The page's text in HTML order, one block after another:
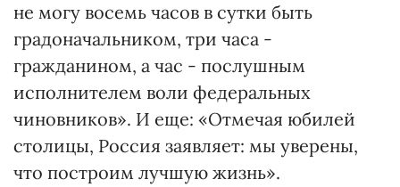
не могу восемь часов в сутки быть
градоначальником, три часа -
гражданином, а час - послушным
исполнителем воли федеральных
чиновников». И еще: «Отмечая юбилей
столицы, Россия заявляет: мы уверены,
что построим лучшую жизнь».